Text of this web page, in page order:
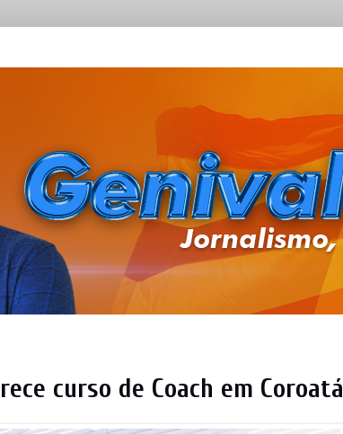
curso de Coach em Coroatá